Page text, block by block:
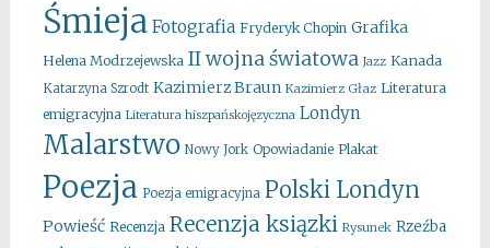
Śmieja Fotografia Fryderyk Chopin Grafika
Helena Modrzejewska II wojna światowa Jazz Kanada
Katarzyna Szrodt Kazimierz Braun Kazimierz Głaz Literatura
emigracyjna Literatura hiszpańskojęzyczna Londyn
Malarstwo Nowy Jork Opowiadanie Plakat
Poezja Poezja emigracyjna Polski Londyn
Powieść Recenzja Recenzja ksiązki Rysunek Rzeźba